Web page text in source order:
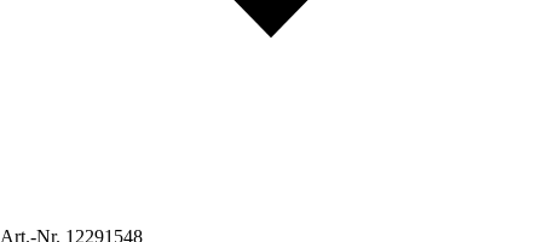
Art.-Nr. 12291548